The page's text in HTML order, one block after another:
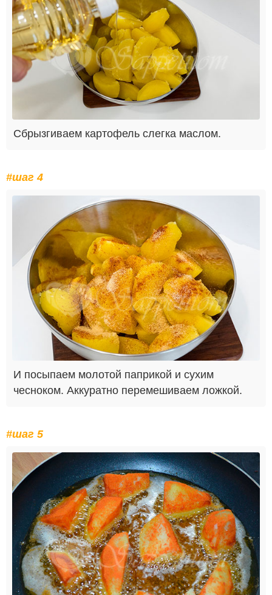
Сбрызгиваем картофель слегка маслом.
#шаг 4
И посыпаем молотой паприкой и сухим
чесноком. Аккуратно перемешиваем ложкой.
#шаг 5